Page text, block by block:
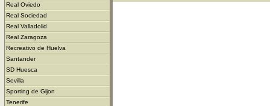
Real Oviedo
Real Sociedad
Real Valladolid
Real Zaragoza
Recreativo de Huelva
Santander
SD Huesca
Sevilla
Sporting de Gijon
Tenerife